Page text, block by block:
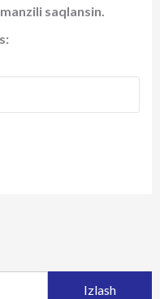
saqlansin.